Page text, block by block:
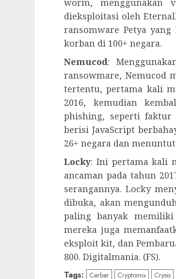
worm, menggunakan
dieksploitasi oleh
ransomware Petya
korban di 100+ negara.
Nemucod:
ransowmare, Nemucod
tertentu, pertama kali
2016, kemudian
phishing, seperti
berisi JavaScript
26+ negara dan
Locky: Ini pertama kali
ancaman pada tahun
serangannya. Locky
dibuka, akan
paling banyak
mereka juga
eksploit kit, dan
800. Digitalmania. (FS).
Tags: Cerber Cryptomix Crysis